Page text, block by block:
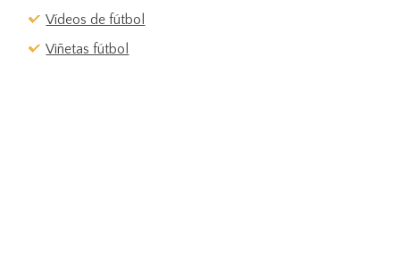
Vídeos de fútbol
Viñetas fútbol